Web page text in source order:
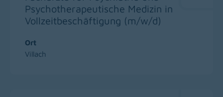
Psychotherapeutische Medizin in
Vollzeitbeschäftigung (m/w/d)
Ort
Villach